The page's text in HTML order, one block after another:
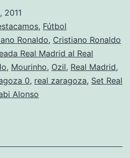
2011
, Fútbol
Ronaldo, Cristiano Ronaldo
Real Madrid al Real
, Mourinho, Ozil, Real Madrid,
0, real zaragoza, Set Real
Alonso